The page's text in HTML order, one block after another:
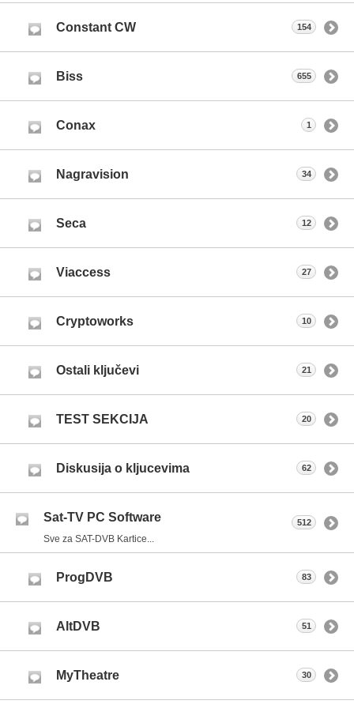
Constant CW 154
Biss 655
Conax 1
Nagravision 34
Seca 12
Viaccess 27
Cryptoworks 10
Ostali ključevi 21
TEST SEKCIJA 20
Diskusija o kljucevima 62
Sat-TV PC Software
Sve za SAT-DVB Kartice...
512
ProgDVB 83
AltDVB 51
MyTheatre 30